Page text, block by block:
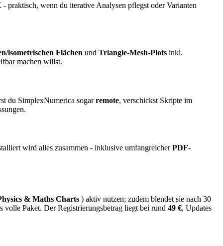
- praktisch, wenn du iterative Analysen pflegst oder Varianten
isometrischen Flächen und Triangle-Mesh-Plots inkl.
machen willst.
du SimplexNumerica sogarremote, verschickst Skripte im
wird alles zusammen - inklusive umfangreicherPDF-
& Maths Charts ) aktiv nutzen; zudem blendet sie nach 30
volle Paket. Der Registrierungsbetrag liegt bei rund 49 €, Updates